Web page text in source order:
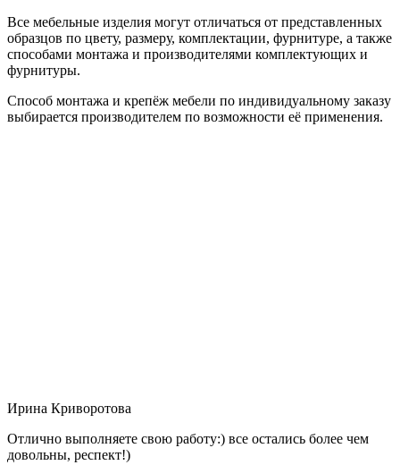
Все мебельные изделия могут отличаться от представленных
образцов по цвету, размеру, комплектации, фурнитуре, а также
способами монтажа и производителями комплектующих и
фурнитуры.
Способ монтажа и крепёж мебели по индивидуальному заказу
выбирается производителем по возможности её применения.
Ирина Криворотова
Отлично выполняете свою работу:) все остались более чем
довольны, респект!)